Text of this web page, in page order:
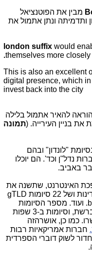
מבין את הפוטנציאל
ותדמיתה ונתן אתמול את
london suffix would
themselves more
.
This is also an excellent
digital presence, which
invest back into the city
להאיר אתמול בלילה
תמונה
"לונדון" ובהם
נדל"ן וכד'. הם יוכלו
באביב.
האינטרנט, שתשנה את
המצב העכשווי של סיומות של שמות מדינות ושל 22 סיומות gTLD
מורשות כולל com. או net. או org. או biz. ועוד. מספר הסיומות
יגדל ליותר מ-1000 להגברת התחרות ברשת, וסיומות ב-3 שפות
כמו כן, אושרהזה
חברות אמריקאיות רבות
לשוק דוברי הספרדית